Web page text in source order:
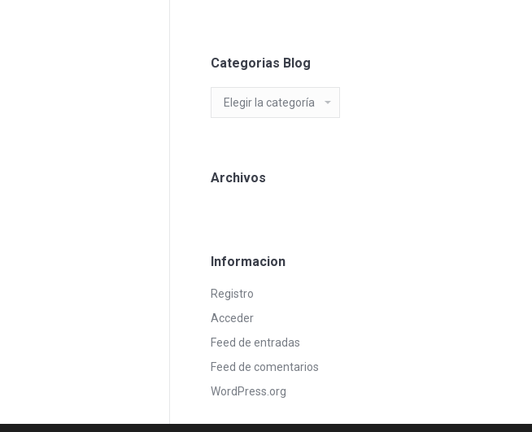
Categorias Blog
Blog
Archivos
Informacion
Registro
Acceder
Feed de entradas
Feed de comentarios
WordPress.org